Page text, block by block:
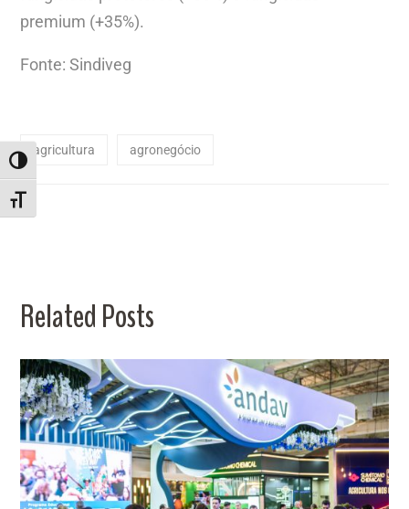
ALTERNAR ALTO CONTRASTE
ALTERNAR TAMANHO DA FONTE
premium (+35%).
Fonte: Sindiveg
agricultura agronegócio
Related Posts